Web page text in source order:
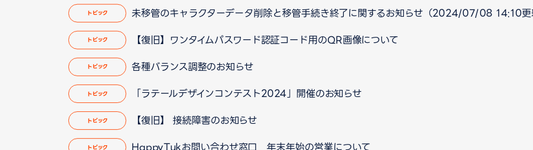
トピック 未移管のキャラクターデータ削除と移管手続き終了に関するお知らせ（2024/07/08 14:10
トピック 【復旧】ワンタイムパスワード認証コード用のQR画像について
トピック 各種バランス調整のお知らせ
トピック 「ラテールデザインコンテスト2024」開催のお知らせ
トピック 【復旧】 接続障害のお知らせ
トピック